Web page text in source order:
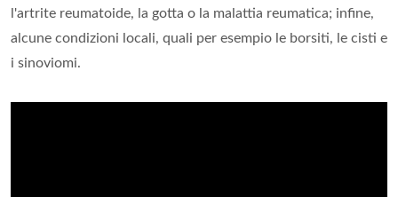
l'artrite reumatoide, la gotta o la malattia reumatica; infine,
alcune condizioni locali, quali per esempio le borsiti, le cisti e
i sinoviomi.